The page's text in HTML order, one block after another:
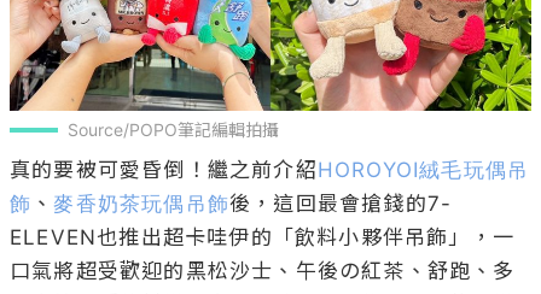
Source/POPO筆記編輯拍攝
真的要被可愛昏倒！繼之前介紹HOROYOI絨毛玩偶吊
飾 、麥香奶茶玩偶吊飾後，這回最會搶錢的7-
ELEVEN也推出超卡哇伊的「飲料小夥伴吊飾」，一
口氣將超受歡迎的黑松沙士、午後の紅茶、舒跑、多